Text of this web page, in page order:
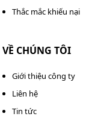
Thắc mắc khiếu nại
VỀ CHÚNG TÔI
Giới thiệu công ty
Liên hệ
Tin tức